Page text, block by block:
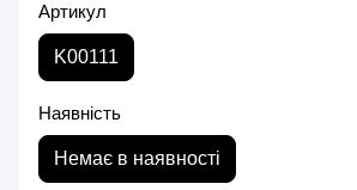
Артикул
K00111
Наявність
Немає в наявності